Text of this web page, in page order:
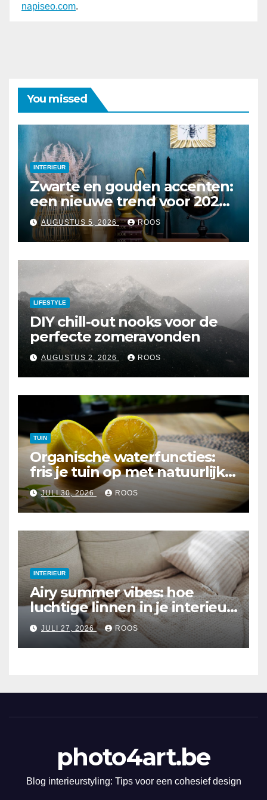
napiseo.com.
You missed
INTERIEUR
Zwarte en gouden accenten:
een nieuwe trend voor 2026
interieurs
AUGUSTUS 5, 2026 ROOS
LIFESTYLE
DIY chill-out nooks voor de
perfecte zomeravonden
AUGUSTUS 2, 2026 ROOS
TUIN
Organische waterfuncties:
fris je tuin op met natuurlijke
elementen
JULI 30, 2026 ROOS
INTERIEUR
Airy summer vibes: hoe
luchtige linnen in je interieur
te integreren
JULI 27, 2026 ROOS
photo4art.be
Blog interieurstyling: Tips voor een cohesief design